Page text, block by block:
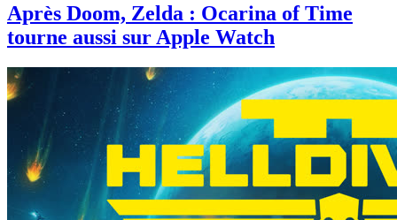
Après Doom, Zelda : Ocarina of Time
tourne aussi sur Apple Watch